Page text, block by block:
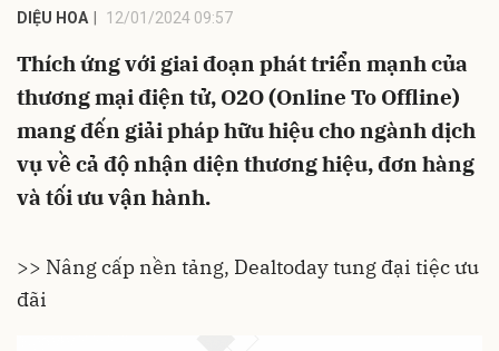
DIỆU HOA 12/01/2024 09:57
Thích ứng với giai đoạn phát triển mạnh của
thương mại điện tử, O2O (Online To Offline)
mang đến giải pháp hữu hiệu cho ngành dịch
vụ về cả độ nhận diện thương hiệu, đơn hàng
và tối ưu vận hành.
>> Nâng cấp nền tảng, Dealtoday tung đại tiệc ưu
đãi
Hủy